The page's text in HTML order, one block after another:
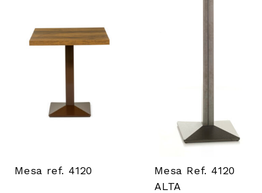
Mesa ref. 4120
Mesa Ref. 4120
ALTA